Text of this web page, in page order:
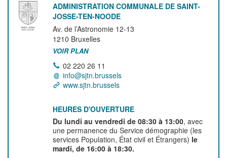
ADMINISTRATION COMMUNALE DE SAINT-
JOSSE-TEN-NOODE
Av. de l’Astronomie 12-13
1210 Bruxelles
VOIR PLAN
02 220 26 11
info@sjtn.brussels
www.sjtn.brussels
HEURES D'OUVERTURE
Du lundi au vendredi de 08:30 à 13:00, avec
une permanence du Service démographie (les
services Population, État civil et Étrangers) le
mardi, de 16:00 à 18:30.